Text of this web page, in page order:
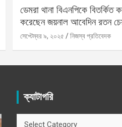
ডেমরা থানা বিএনপিকে বিতর্কিত
করেছেন জয়নাল আবেদিন রতন
সেপ্টেম্বর ৯, ২০২৫ নিজস্ব প্রতিবেদক
ক্যাটাগরি